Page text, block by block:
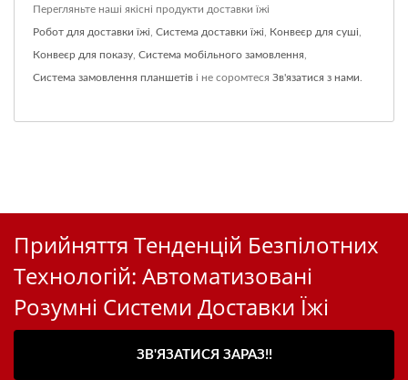
Перегляньте наші якісні продукти доставки їжі
Робот для доставки їжі Система доставки їжі Конвеєр для суші
Конвеєр для показу Система мобільного замовлення
Система замовлення планшетів і не соромтеся Зв'язатися з нами
Прийняття Тенденцій Безпілотних
Технологій: Автоматизовані
Розумні Системи Доставки Їжі
ЗВ'ЯЗАТИСЯ ЗАРАЗ!!